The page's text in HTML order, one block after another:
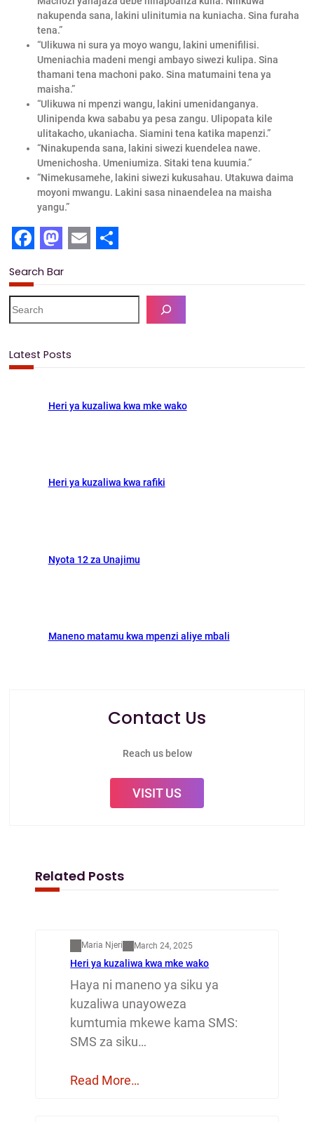
nakupenda sana, lakini ulinitumia na kuniacha. Sina furaha
tena.”
“Ulikuwa ni sura ya moyo wangu, lakini umenifilisi.
Umeniachia madeni mengi ambayo siwezi kulipa. Sina
thamani tena machoni pako. Sina matumaini tena ya
maisha.”
“Ulikuwa ni mpenzi wangu, lakini umenidanganya.
Ulinipenda kwa sababu ya pesa zangu. Ulipopata kile
ulitakacho, ukaniacha. Siamini tena katika mapenzi.”
“Ninakupenda sana, lakini siwezi kuendelea nawe.
Umenichosha. Umeniumiza. Sitaki tena kuumia.”
“Nimekusamehe, lakini siwezi kukusahau. Utakuwa daima
moyoni mwangu. Lakini sasa ninaendelea na maisha
yangu.”
a
c
e
b
o
a
s
t
o
d
o
n
m
a
i
l
h
a
r
Search Bar
e
c
Latest Posts
Heri ya kuzaliwa kwa mke wako
Heri ya kuzaliwa kwa rafiki
Nyota 12 za Unajimu
Maneno matamu kwa mpenzi aliye mbali
Contact Us
Reach us below
VISIT US
Related Posts
Maria Njeri March 24, 2025
Heri ya kuzaliwa kwa mke wako
Haya ni maneno ya siku ya
kuzaliwa unayoweza
kumtumia mkewe kama SMS:
SMS za siku…
Read More…